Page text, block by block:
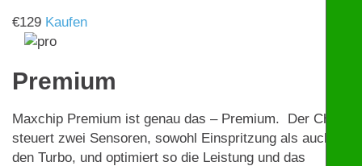
€129 Kaufen
Premium
Maxchip Premium ist genau das – Premium. Der Chip
steuert zwei Sensoren, sowohl Einspritzung als auch
den Turbo, und optimiert so die Leistung und das